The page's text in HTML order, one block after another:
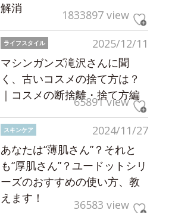
解消
1833897 view
2025/12/11
ライフスタイル
マシンガンズ滝沢さんに聞
く、古いコスメの捨て方は？
｜コスメの断捨離・捨て方編
65891 view
2024/11/27
スキンケア
あなたは“薄肌さん”？それと
も“厚肌さん”？ユードットシリ
ーズのおすすめの使い方、教
えます！
36583 view